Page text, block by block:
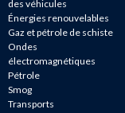
des véhicules
Énergies renouvelables
Gaz et pétrole de schiste
Ondes
électromagnétiques
Pétrole
Smog
Transports